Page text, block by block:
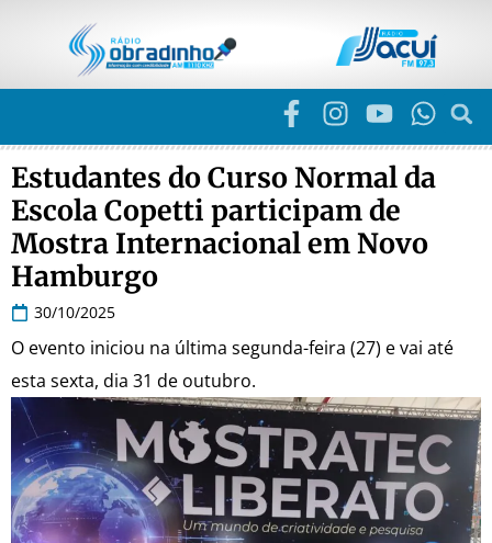
Estudantes do Curso Normal da
Escola Copetti participam de
Mostra Internacional em Novo
Hamburgo
30/10/2025
O evento iniciou na última segunda-feira (27) e vai até
esta sexta, dia 31 de outubro.